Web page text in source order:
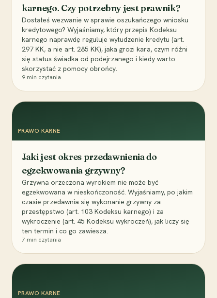
karnego. Czy potrzebny jest prawnik?
Dostałeś wezwanie w sprawie oszukańczego wniosku
kredytowego? Wyjaśniamy, który przepis Kodeksu
karnego naprawdę reguluje wyłudzenie kredytu (art.
297 KK, a nie art. 285 KK), jaka grozi kara, czym różni
się status świadka od podejrzanego i kiedy warto
skorzystać z pomocy obrońcy.
9 min czytania
PRAWO KARNE
Jaki jest okres przedawnienia do
egzekwowania grzywny?
Grzywna orzeczona wyrokiem nie może być
egzekwowana w nieskończoność. Wyjaśniamy, po jakim
czasie przedawnia się wykonanie grzywny za
przestępstwo (art. 103 Kodeksu karnego) i za
wykroczenie (art. 45 Kodeksu wykroczeń), jak liczy się
ten termin i co go zawiesza.
7 min czytania
PRAWO KARNE